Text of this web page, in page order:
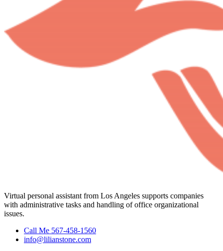
Virtual personal assistant from Los Angeles supports companies
with administrative tasks and handling of office organizational
issues.
Call Me 567-458-1560
info@lilianstone.com